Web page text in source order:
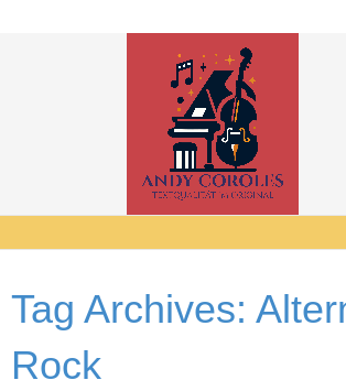
Tag Archives:
Rock